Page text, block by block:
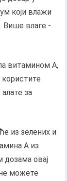
који влажи
Више влаге -
витамином А,
користите
за
из зелених и
А из
дозама овај
можете